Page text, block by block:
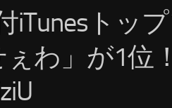
iTunesトップ
わ」が1位